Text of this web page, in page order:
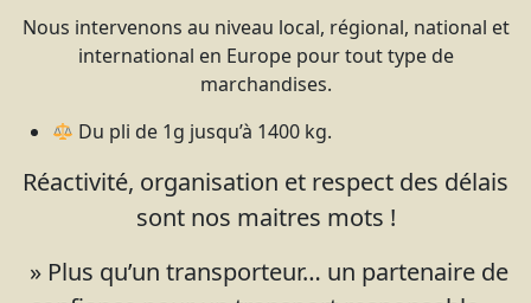
Nous intervenons au niveau local, régional, national et
international en Europe pour tout type de
marchandises.
Du pli de 1g jusqu’à 1400 kg.
Réactivité, organisation et respect des délais
sont nos maitres mots !
» Plus qu’un transporteur… un partenaire de